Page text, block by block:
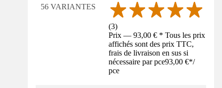
56 VARIANTES
(3)
Prix — 93,00 € * Tous les prix
affichés sont des prix TTC,
frais de livraison en sus si
nécessaire par pce93,00 €*/
pce